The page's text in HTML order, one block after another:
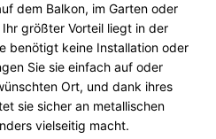
dem Balkon, im Garten oder
größter Vorteil liegt in der
benötigt keine Installation oder
Sie sie einfach auf oder
Ort, und dank ihres
sie sicher an metallischen
vielseitig macht.